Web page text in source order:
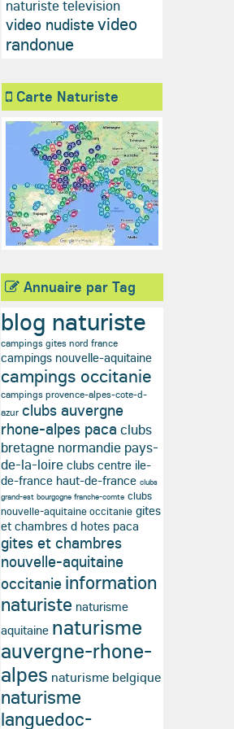
naturiste television
video nudistevideo
randonue
Carte Naturiste
Annuaire par Tag
blog naturiste
campings gites nord france
campings nouvelle-aquitaine
campings occitanie
campings provence-alpes-cote-d-
azur clubs auvergne
rhone-alpes paca clubs
bretagne normandie pays-
de-la-loire clubs centre ile-
de-france haut-de-france clubs
grand-est bourgogne franche-comte clubs
nouvelle-aquitaine occitanie gites
et chambres d hotes paca
gites et chambres
nouvelle-aquitaine
occitanie information
naturiste naturisme
aquitaine naturisme
auvergne-rhone-
alpes naturisme belgique
naturisme
languedoc-